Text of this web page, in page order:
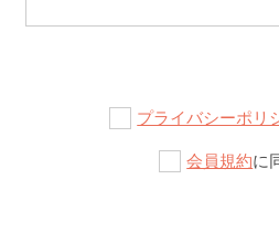
プライバシーポリ
会員規約に